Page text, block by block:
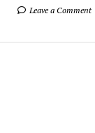
Leave a Comment